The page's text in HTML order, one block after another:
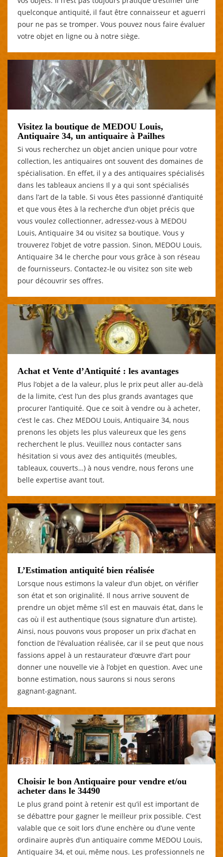
quelconque antiquité, il faut être connaisseur et aguerri
pour ne pas se tromper. Vous pouvez nous faire évaluer
votre objet en ligne ou à notre siège.
Visitez la boutique de MEDOU Louis,
Antiquaire 34, un antiquaire à Pailhes
Si vous recherchez un objet ancien unique pour votre
collection, les antiquaires ont souvent des domaines de
spécialisation. En effet, il y a des antiquaires spécialisés
dans les tableaux anciens Il y a qui sont spécialisés
dans l’art de la table. Si vous êtes passionné d’antiquité
et que vous êtes à la recherche d’un objet précis que
vous voulez collectionner, adressez-vous à MEDOU
Louis, Antiquaire 34 ou visitez sa boutique. Vous y
trouverez l’objet de votre passion. Sinon, MEDOU Louis,
Antiquaire 34 le cherche pour vous grâce à son réseau
de fournisseurs. Contactez-le ou visitez son site web
pour découvrir ses offres.
Achat et Vente d’Antiquité : les avantages
Plus l’objet a de la valeur, plus le prix peut aller au-delà
de la limite, c’est l’un des plus grands avantages que
procurer l’antiquité. Que ce soit à vendre ou à acheter,
c’est le cas. Chez MEDOU Louis, Antiquaire 34, nous
prenons les objets les plus valeureux que les gens
recherchent le plus. Veuillez nous contacter sans
hésitation si vous avez des antiquités (meubles,
tableaux, couverts…) à nous vendre, nous ferons une
belle expertise avant tout.
L’Estimation antiquité bien réalisée
Lorsque nous estimons la valeur d’un objet, on vérifier
son état et son originalité. Il nous arrive souvent de
prendre un objet même s’il est en mauvais état, dans le
cas où il est authentique (sous signature d’un artiste).
Ainsi, nous pouvons vous proposer un prix d’achat en
fonction de l’évaluation réalisée, car il se peut que nous
fassions appel à un restaurateur d’œuvre d’art pour
donner une nouvelle vie à l’objet en question. Avec une
bonne estimation, nous saurons si nous serons
gagnant-gagnant.
Choisir le bon Antiquaire pour vendre et/ou
acheter dans le 34490
Le plus grand point à retenir est qu’il est important de
se débattre pour gagner le meilleur prix possible. C’est
valable que ce soit lors d’une enchère ou d’une vente
ordinaire auprès d’un antiquaire comme MEDOU Louis,
Antiquaire 34, et oui, même nous. Les professionnels ne